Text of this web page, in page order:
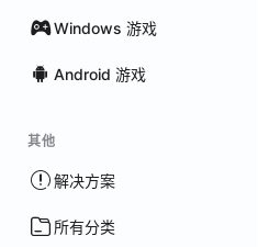
Windows 游戏
Android 游戏
其他
解决方案
所有分类